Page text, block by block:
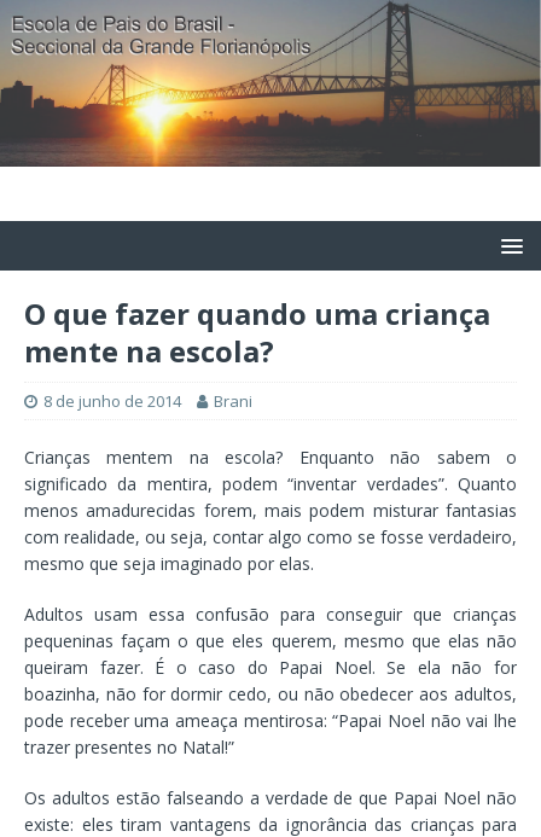
O que fazer quando uma criança
mente na escola?
8 de junho de 2014 Brani
Crianças mentem na escola? Enquanto não sabem o
significado da mentira, podem “inventar verdades”. Quanto
menos amadurecidas forem, mais podem misturar fantasias
com realidade, ou seja, contar algo como se fosse verdadeiro,
mesmo que seja imaginado por elas.
Adultos usam essa confusão para conseguir que crianças
pequeninas façam o que eles querem, mesmo que elas não
queiram fazer. É o caso do Papai Noel. Se ela não for
boazinha, não for dormir cedo, ou não obedecer aos adultos,
pode receber uma ameaça mentirosa: “Papai Noel não vai lhe
trazer presentes no Natal!”
Os adultos estão falseando a verdade de que Papai Noel não
existe: eles tiram vantagens da ignorância das crianças para